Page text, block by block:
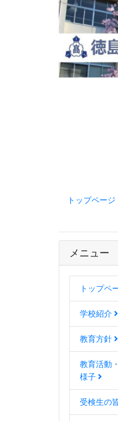
トップページ
メニュー
トップペ
学校紹介
教育方針
教育活動
様子
受検生の